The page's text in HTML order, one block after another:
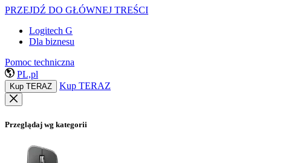
PRZEJDŹ DO GŁÓWNEJ TREŚCI
Logitech G
Dla biznesu
Pomoc techniczna
PL,pl
Kup TERAZ Kup TERAZ
Przeglądaj wg kategorii